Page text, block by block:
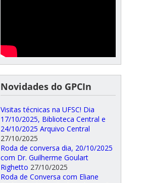
Novidades do GPCIn
Visitas técnicas na UFSC! Dia
17/10/2025, Biblioteca Central e
24/10/2025 Arquivo Central
27/10/2025
Roda de conversa dia, 20/10/2025
com Dr. Guilherme Goulart
Righetto 27/10/2025
Roda de Conversa com Eliane